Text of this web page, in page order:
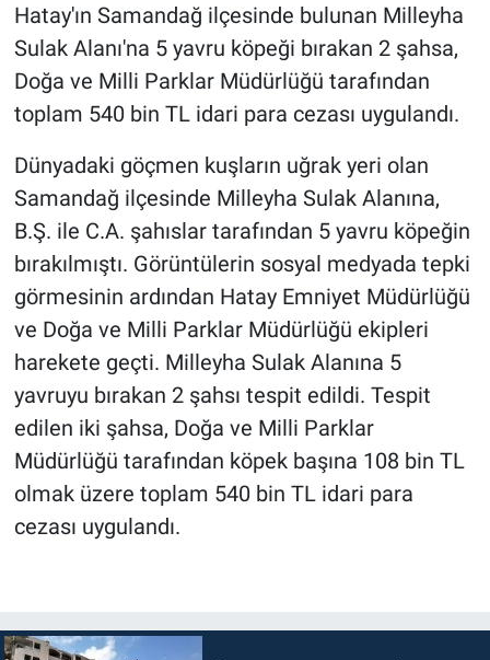
statümüzden asla taviz
vermeyeceğiz'
Hatay'ın Samandağ ilçesinde bulunan Milleyha
Sulak Alanı'na 5 yavru köpeği bırakan 2 şahsa,
Doğa ve Milli Parklar Müdürlüğü tarafından
toplam 540 bin TL idari para cezası uygulandı.
Dünyadaki göçmen kuşların uğrak yeri olan
Samandağ ilçesinde Milleyha Sulak Alanına,
B.Ş. ile C.A. şahıslar tarafından 5 yavru köpeğin
bırakılmıştı. Görüntülerin sosyal medyada tepki
görmesinin ardından Hatay Emniyet Müdürlüğü
ve Doğa ve Milli Parklar Müdürlüğü ekipleri
harekete geçti. Milleyha Sulak Alanına 5
yavruyu bırakan 2 şahsı tespit edildi. Tespit
edilen iki şahsa, Doğa ve Milli Parklar
Müdürlüğü tarafından köpek başına 108 bin TL
olmak üzere toplam 540 bin TL idari para
cezası uygulandı.